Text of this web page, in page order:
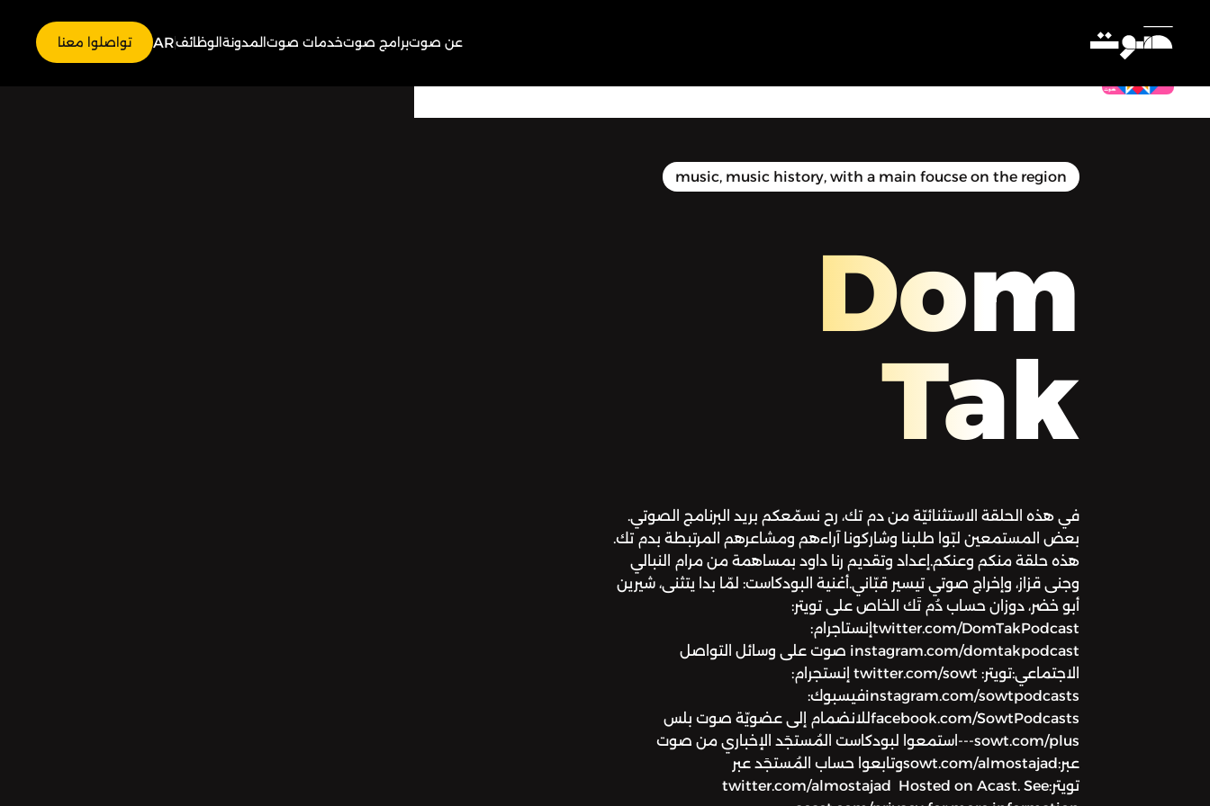
عن صوتبرامج صوتخدمات صوتالمدونةالوظائفAR تواصلوا معنا
music, music history, with a main foucse on the region
Dom
Tak
في هذه الحلقة الاستثنائيّة من دم تك، رح نسمّعكم بريد البرنامج الصوتي.
بعض المستمعين لبّوا طلبنا وشاركونا آراءهم ومشاعرهم المرتبطة بدم تك.
هذه حلقة منكم وعنكم.إعداد وتقديم رنا داود بمساهمة من مرام النبالي
وجنى قزاز، وإخراج صوتي تيسير قبّاني.أغنية البودكاست: لمّا بدا يتثنى، شيرين
أبو خضر، دوزان حساب دُم تَك الخاص على تويتر:
twitter.com/DomTakPodcastإنستاجرام:
instagram.com/domtakpodcast صوت على وسائل التواصل
الاجتماعي:تويتر: twitter.com/sowt إنستجرام:
instagram.com/sowtpodcastsفيسبوك:
facebook.com/SowtPodcastsللانضمام إلى عضويّة صوت بلس
sowt.com/plus---استمعوا لبودكاست المُستجَد الإخباري من صوت
عبر:sowt.com/almostajadوتابعوا حساب المُستجَد عبر
تويتر:twitter.com/almostajad Hosted on Acast. See